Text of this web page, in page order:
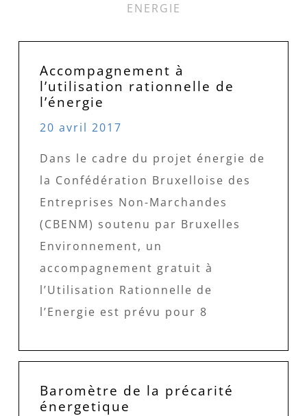
ENERGIE
Accompagnement à
l’utilisation rationnelle de
l’énergie
20 avril 2017
Dans le cadre du projet énergie de
la Confédération Bruxelloise des
Entreprises Non-Marchandes
(CBENM) soutenu par Bruxelles
Environnement, un
accompagnement gratuit à
l’Utilisation Rationnelle de
l’Energie est prévu pour 8
Baromètre de la précarité
énergetique